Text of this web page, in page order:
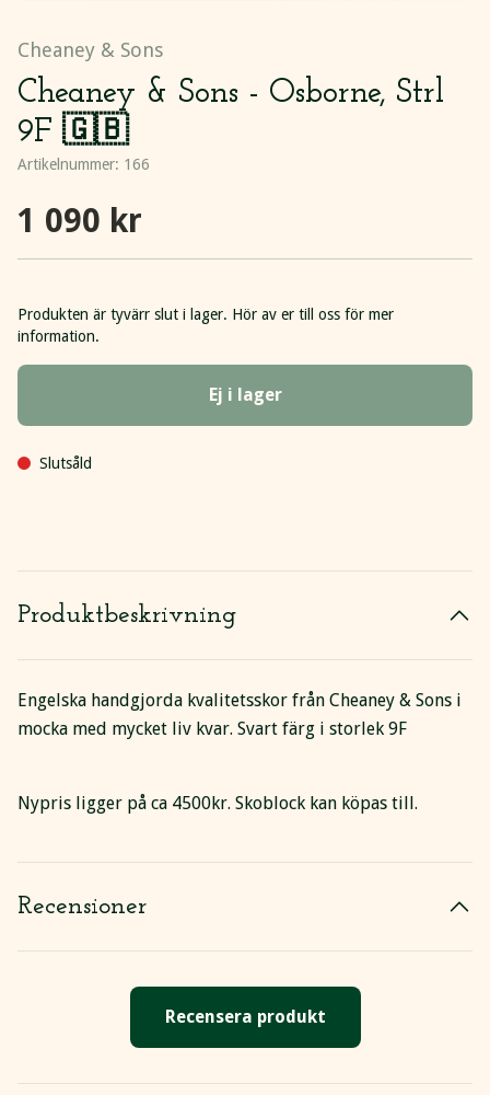
Cheaney & Sons
Cheaney & Sons - Osborne, Strl
9F 🇬🇧
Artikelnummer: 166
1 090 kr
Produkten är tyvärr slut i lager. Hör av er till oss för mer
information.
Ej i lager
Slutsåld
Produktbeskrivning
Engelska handgjorda kvalitetsskor från Cheaney & Sons i
mocka med mycket liv kvar. Svart färg i storlek 9F
Nypris ligger på ca 4500kr. Skoblock kan köpas till.
Recensioner
Recensera produkt